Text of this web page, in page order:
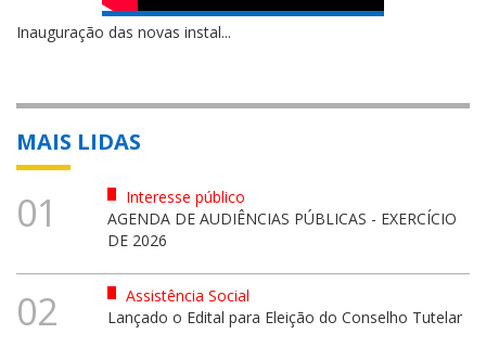
Inauguração das novas instal...
MAIS LIDAS
01
Interesse público
AGENDA DE AUDIÊNCIAS PÚBLICAS - EXERCÍCIO
DE 2026
02
Assistência Social
Lançado o Edital para Eleição do Conselho Tutelar